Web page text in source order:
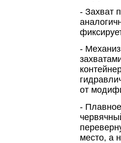
- Захват
-
от
-
место, а